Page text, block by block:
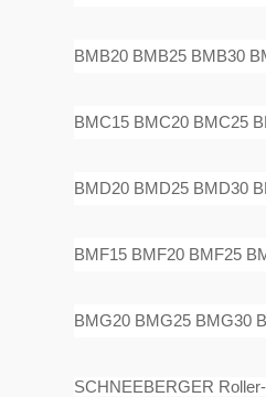
BMB20 BMB25 BMB30
BMC15 BMC20 BMC25
BMD20 BMD25 BMD30
BMF15 BMF20 BMF25
BMG20 BMG25 BMG30
SCHNEEBERGER